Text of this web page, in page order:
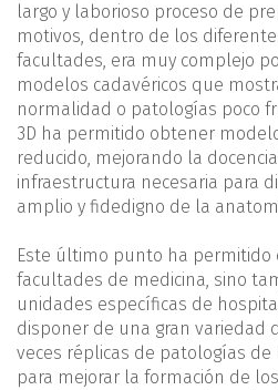
largo y laborioso proceso de
motivos, dentro de los
facultades, era muy complejo
modelos cadavéricos que
normalidad o patologías poco
3D ha permitido obtener
reducido, mejorando la
infraestructura necesaria para
amplio y fidedigno de la
Este último punto ha permitido
facultades de medicina, sino
unidades específicas de
disponer de una gran variedad
veces réplicas de patologías de
para mejorar la formación de